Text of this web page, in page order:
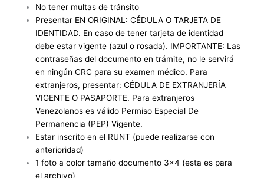
No tener multas de tránsito
Presentar EN ORIGINAL: CÉDULA O TARJETA DE
IDENTIDAD. En caso de tener tarjeta de identidad
debe estar vigente (azul o rosada). IMPORTANTE: Las
contraseñas del documento en trámite, no le servirá
en ningún CRC para su examen médico. Para
extranjeros, presentar: CÉDULA DE EXTRANJERÍA
VIGENTE O PASAPORTE. Para extranjeros
Venezolanos es válido Permiso Especial De
Permanencia (PEP) Vigente.
Estar inscrito en el RUNT (puede realizarse con
anterioridad)
1 foto a color tamaño documento 3×4 (esta es para
el archivo)